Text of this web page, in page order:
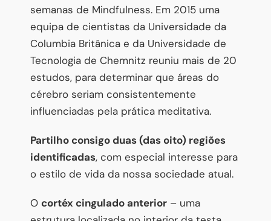
semanas de Mindfulness. Em 2015 uma
equipa de cientistas da Universidade da
Columbia Britânica e da Universidade de
Tecnologia de Chemnitz reuniu mais de 20
estudos, para determinar que áreas do
cérebro seriam consistentemente
influenciadas pela prática meditativa.
Partilho consigo duas (das oito) regiões
identificadas, com especial interesse para
o estilo de vida da nossa sociedade atual.
O cortéx cingulado anterior – uma